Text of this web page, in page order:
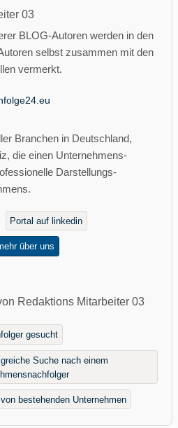
03
BLOG-Autoren werden in den
selbst zusammen mit den
vermerkt.
Branchen in Deutschland,
die einen Unternehmens-
Darstellungs-
Portal auf linkedin
über uns
Redaktions Mitarbeiter 03
gesucht
Suche nach einem
bestehenden Unternehmen